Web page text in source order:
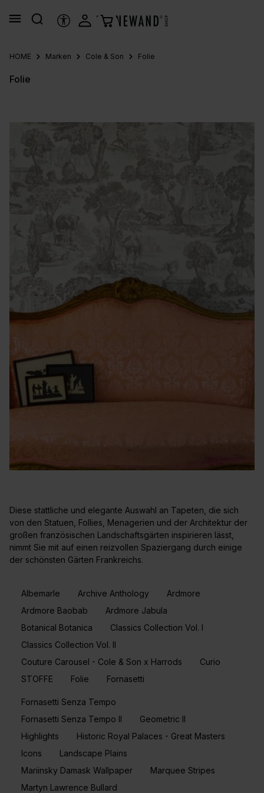
springen
HILFSTOOLS
HOME Marken Cole & Son Folie
Folie
Diese stattliche und elegante Auswahl an Tapeten, die sich
von den Statuen, Follies, Menagerien und der Architektur der
großen französischen Landschaftsgärten inspirieren lässt,
nimmt Sie mit auf einen reizvollen Spaziergang durch einige
der schönsten Gärten Frankreichs.
Albemarle Archive Anthology
Ardmore
Ardmore Baobab
Ardmore Jabula
Botanical Botanica
Classics Collection Vol. I
Classics Collection Vol. II
Couture Carousel - Cole & Son x Harrods
Curio
STOFFE
Folie Fornasetti
Fornasetti Senza Tempo
Fornasetti Senza Tempo II
Geometric II
Highlights
Historic Royal Palaces - Great Masters
Icons
Landscape Plains
Mariinsky Damask Wallpaper
Marquee Stripes
Martyn Lawrence Bullard